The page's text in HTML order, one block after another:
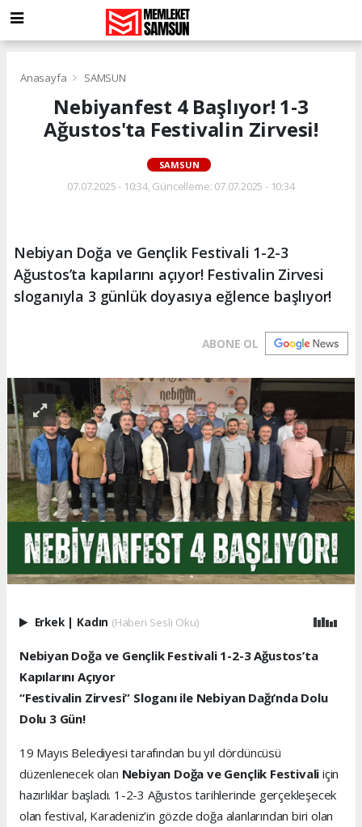
Anasayfa SAMSUN
Nebiyanfest 4 Başlıyor! 1-3
Ağustos'ta Festivalin Zirvesi!
SAMSUN
07.07.2025 - 10:34, Güncelleme: 07.07.2025 - 10:34
Nebiyan Doğa ve Gençlik Festivali 1-2-3
Ağustos’ta kapılarını açıyor! Festivalin Zirvesi
sloganıyla 3 günlük doyasıya eğlence başlıyor!
ABONE OL
Erkek | Kadın (Haberi Sesli Oku)
Nebiyan Doğa ve Gençlik Festivali 1-2-3 Ağustos’ta
Kapılarını Açıyor
“Festivalin Zirvesi” Sloganı ile Nebiyan Dağı’nda Dolu
Dolu 3 Gün!
19 Mayıs Belediyesi tarafından bu yıl dördüncüsü
düzenlenecek olan Nebiyan Doğa ve Gençlik Festivali için
hazırlıklar başladı. 1-2-3 Ağustos tarihlerinde gerçekleşecek
olan festival, Karadeniz’in gözde doğa alanlarından biri olan